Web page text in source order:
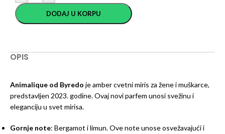
DODAJ U KORPU
OPIS
Animalique od Byredo je amber cvetni miris za žene i muškarce,
predstavljen 2023. godine. Ovaj novi parfem unosi svežinu i
eleganciju u svet mirisa.
Gornje note: Bergamot i limun. Ove note unose osvežavajući i